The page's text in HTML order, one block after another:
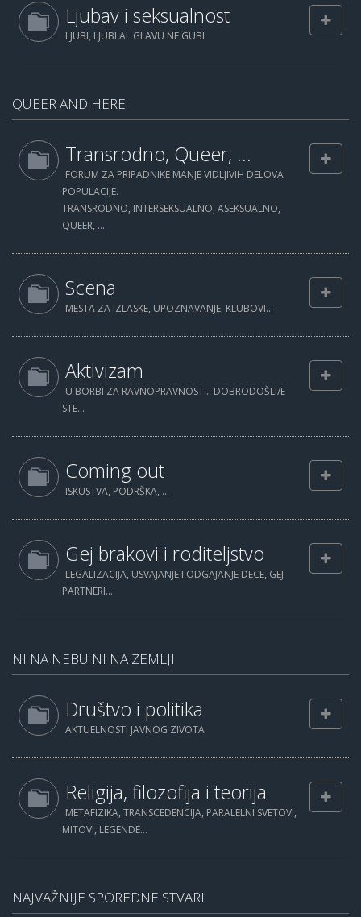
Ljubav i seksualnost
LJUBI, LJUBI AL GLAVU NE GUBI
QUEER AND HERE
Transrodno, Queer, ...
FORUM ZA PRIPADNIKE MANJE VIDLJIVIH DELOVA
POPULACIJE.
TRANSRODNO, INTERSEKSUALNO, ASEKSUALNO,
QUEER, ...
Scena
MESTA ZA IZLASKE, UPOZNAVANJE, KLUBOVI...
Aktivizam
U BORBI ZA RAVNOPRAVNOST... DOBRODOŠLI/E
STE...
Coming out
ISKUSTVA, PODRŠKA, ...
Gej brakovi i roditeljstvo
LEGALIZACIJA, USVAJANJE I ODGAJANJE DECE, GEJ
PARTNERI...
NI NA NEBU NI NA ZEMLJI
Društvo i politika
AKTUELNOSTI JAVNOG ZIVOTA
Religija, filozofija i teorija
METAFIZIKA, TRANSCEDENCIJA, PARALELNI SVETOVI,
MITOVI, LEGENDE...
NAJVAŽNIJE SPOREDNE STVARI